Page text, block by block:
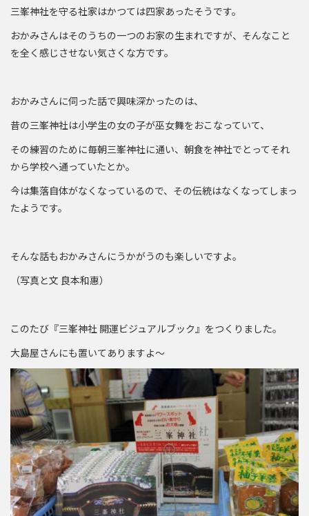
三峯神社を守る社家はかつては四家あったそうです。
おかみさんはそのうちの一つのお家の生まれですが、そんなこと
を全く感じさせない気さくな方です。
おかみさんに伺った話で興味深かったのは、
昔の三峯神社は小学生の女の子が巫女舞をおこなっていて、
その練習のために毎朝三峯神社に通い、朝食を神社でとってそれ
から学校へ通っていたとか。
今は集落自体がなくなっているので、その伝統はなくなってしまっ
たようです。
そんな話もおかみさんにうかがうのも楽しいですよ。
（写真と文 良本和惠）
このたび『三峯神社 開運ビジュアルブック』をつくりました。
大島屋さんにも置いてありますよ～